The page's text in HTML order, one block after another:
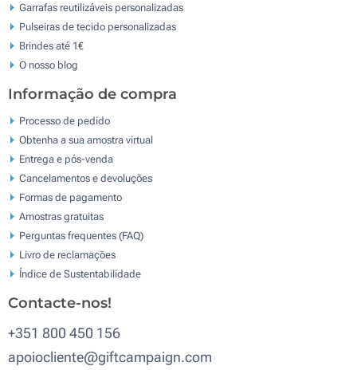
Garrafas reutilizáveis personalizadas
Pulseiras de tecido personalizadas
Brindes até 1€
O nosso blog
Informação de compra
Processo de pedido
Obtenha a sua amostra virtual
Entrega e pós-venda
Cancelamentos e devoluções
Formas de pagamento
Amostras gratuitas
Perguntas frequentes (FAQ)
Livro de reclamaçōes
Índice de Sustentabilidade
Contacte-nos!
+351 800 450 156
apoiocliente@giftcampaign.com